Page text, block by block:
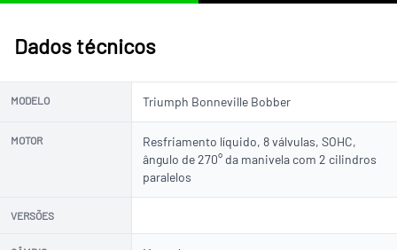
Dados técnicos
MODELO Triumph Bonneville Bobber
MOTOR
Resfriamento líquido, 8 válvulas, SOHC,
ângulo de 270° da manivela com 2 cilindros
paralelos
VERSÕES